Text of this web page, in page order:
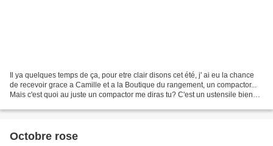
Il ya quelques temps de ça, pour etre clair disons cet été, j' ai eu la chance
de recevoir grace a Camille et a la Boutique du rangement, un compactor...
Mais c'est quoi au juste un compactor me diras tu? C'est un ustensile bien
Octobre rose